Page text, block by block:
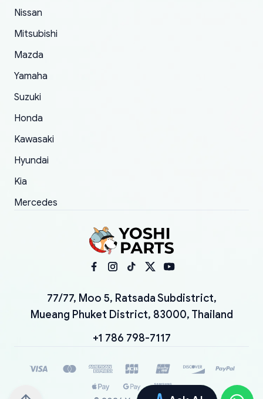
order.
Nissan
Mitsubishi
Mazda
Yamaha
Suzuki
Honda
Kawasaki
Hyundai
Kia
Mercedes
77/77, Moo 5, Ratsada Subdistrict,
Mueang Phuket District, 83000, Thailand
+1 786 798-7117